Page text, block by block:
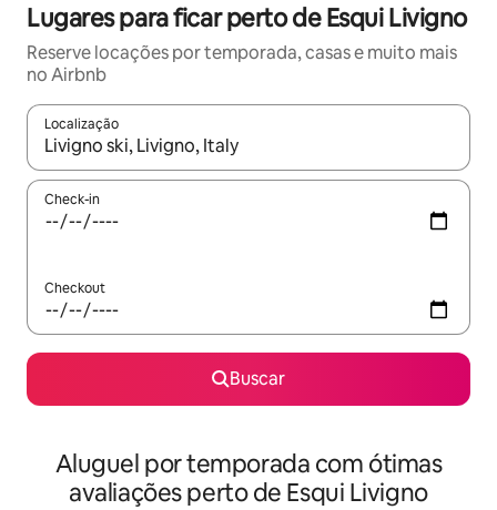
Lugares para ficar perto de Esqui Livigno
Reserve locações por temporada, casas e muito mais
no Airbnb
Localização
Quando os resultados estiverem disponíveis, explore-os
Check-in
Checkout
Buscar
Aluguel por temporada com ótimas
avaliações perto de Esqui Livigno